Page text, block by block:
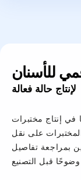
للأسنان
لإنتاج حالة فعالة
إنتاج مختبرات
على نقل
بمراجعة تفاصيل